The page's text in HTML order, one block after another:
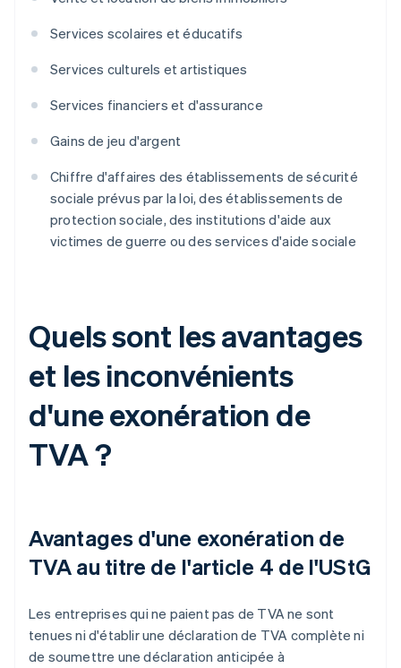
Services scolaires et éducatifs
Services culturels et artistiques
Services financiers et d'assurance
Gains de jeu d'argent
Chiffre d'affaires des établissements de sécurité
sociale prévus par la loi, des établissements de
protection sociale, des institutions d'aide aux
victimes de guerre ou des services d'aide sociale
Quels sont les avantages
et les inconvénients
d'une exonération de
TVA ?
Avantages d'une exonération de
TVA au titre de l'article 4 de l'UStG
Les entreprises qui ne paient pas de TVA ne sont
tenues ni d'établir une déclaration de TVA complète ni
de soumettre une déclaration anticipée à